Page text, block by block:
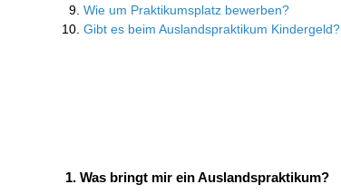
Wie um Praktikumsplatz bewerben?
Gibt es beim Auslandspraktikum Kindergeld?
1. Was bringt mir ein Auslandspraktikum?